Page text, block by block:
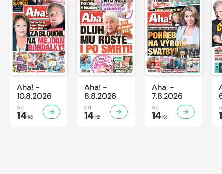
Aha! -
10.8.2026
od
14Kč
Aha! -
8.8.2026
od
14Kč
Aha! -
7.8.2026
od
14Kč